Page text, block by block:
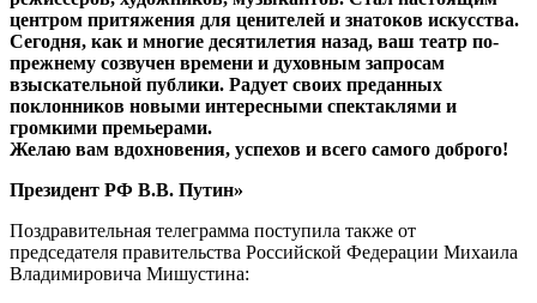
центром притяжения для ценителей и знатоков искусства.
Сегодня, как и многие десятилетия назад, ваш театр по-
прежнему созвучен времени и духовным запросам
взыскательной публики. Радует своих преданных
поклонников новыми интересными спектаклями и
громкими премьерами.
Желаю вам вдохновения, успехов и всего самого доброго!
Президент РФ В.В. Путин»
Поздравительная телеграмма поступила также от
председателя правительства Российской Федерации Михаила
Владимировича Мишустина: